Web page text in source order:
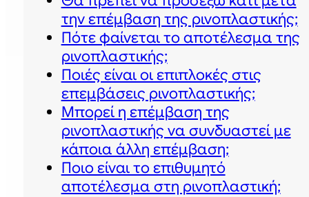
την επέμβαση της ρινοπλαστικής;
Πότε φαίνεται το αποτέλεσμα της
ρινοπλαστικής;
Ποιές είναι οι επιπλοκές στις
επεμβάσεις ρινοπλαστικής;
Μπορεί η επέμβαση της
ρινοπλαστικής να συνδυαστεί με
κάποια άλλη επέμβαση;
Ποιο είναι το επιθυμητό
αποτέλεσμα στη ρινοπλαστική;